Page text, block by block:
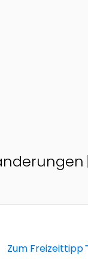
Zum Freizeittipp